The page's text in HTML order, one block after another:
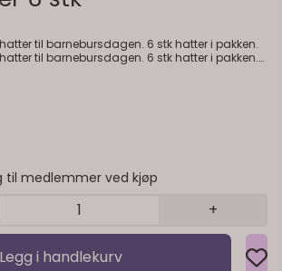
til barnebursdagen. 6 stk hatter i pakken.
til barnebursdagen. 6 stk hatter i pakken.
for å lage hattene. FSC står for Forest
til medlemmer ved kjøp
+
Legg i handlekurv